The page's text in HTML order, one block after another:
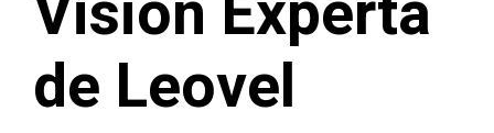
de Leovel